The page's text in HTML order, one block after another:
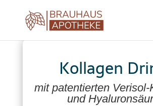
Kollagen
mit patentierten Verisol-
und